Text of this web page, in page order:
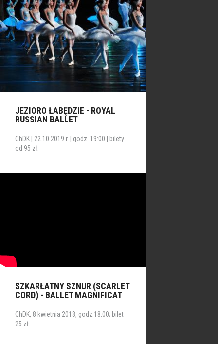
JEZIORO ŁABĘDZIE - ROYAL
RUSSIAN BALLET
ChDK | 22.10.2019 r. | godz. 19:00 | bilety
od 95 zł.
SZKARŁATNY SZNUR (SCARLET
CORD) - BALLET MAGNIFICAT
ChDK, 8 kwietnia 2018, godz.18.00; bilet
25 zł.